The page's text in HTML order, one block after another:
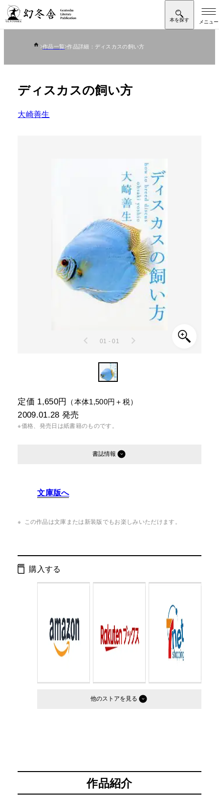
作品一覧 作品詳細：ディスカスの飼い方
ディスカスの飼い方
大崎善生
01 - 01
定価 1,650円 （本体1,500円＋税）
2009.01.28 発売
※価格、発売日は紙書籍のものです。
書誌情報
ISBN： 9784344016149
文庫版へ
この作品は文庫または新装版でもお楽しみいただけます。
購入する
他のストア
作品紹介